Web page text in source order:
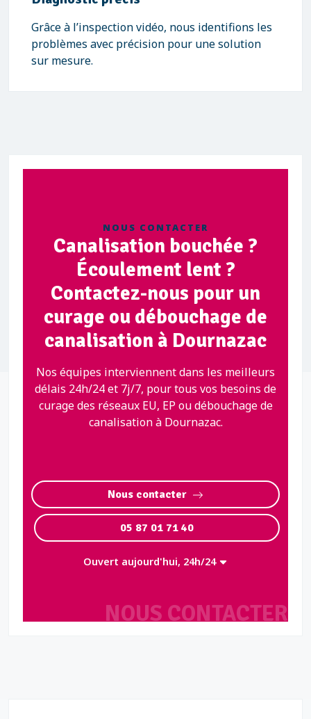
Grâce à l’inspection vidéo, nous identifions les
problèmes avec précision pour une solution
sur mesure.
NOUS CONTACTER
NOUS CONTACTER
Canalisation bouchée ?
Écoulement lent ?
Contactez-nous pour un
curage ou débouchage de
canalisation à Dournazac
Nos équipes interviennent dans les meilleurs
délais 24h/24 et 7j/7, pour tous vos besoins de
curage des réseaux EU, EP ou débouchage de
canalisation à Dournazac.
Nous contacter
05 87 01 71 40
Ouvert aujourd'hui, 24h/24